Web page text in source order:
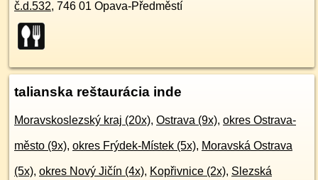
č.d.532, 746 01 Opava-Předměstí
talianska reštaurácia inde
Moravskoslezský kraj (20x), Ostrava (9x), okres Ostrava-
město (9x), okres Frýdek-Místek (5x), Moravská Ostrava
(5x), okres Nový Jičín (4x), Kopřivnice (2x), Slezská